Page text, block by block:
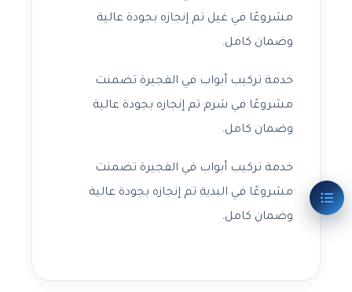
مشروعًا في غيل تم إنجازه بجودة عالية
وضمان كامل.
خدمة تركيب أبواب في الفجيرة تضمنت
مشروعًا في شرم تم إنجازه بجودة عالية
وضمان كامل.
خدمة تركيب أبواب في الفجيرة تضمنت
مشروعًا في البدية تم إنجازه بجودة عالية
وضمان كامل.